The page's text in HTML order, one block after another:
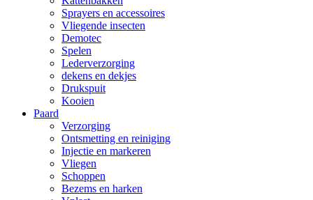
Sprayers en accessoires
Vliegende insecten
Demotec
Spelen
Lederverzorging
dekens en dekjes
Drukspuit
Kooien
Paard
Verzorging
Ontsmetting en reiniging
Injectie en markeren
Vliegen
Schoppen
Bezems en harken